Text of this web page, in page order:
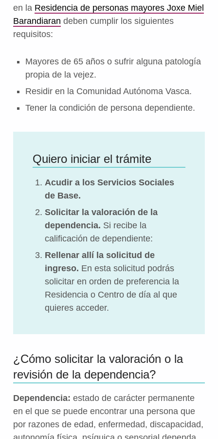
en la Residencia de personas mayores Joxe Miel
Barandiaran deben cumplir los siguientes
requisitos:
Mayores de 65 años o sufrir alguna patología
propia de la vejez.
Residir en la Comunidad Autónoma Vasca.
Tener la condición de persona dependiente.
Quiero iniciar el trámite
Acudir a los Servicios Sociales
de Base.
Solicitar la valoración de la
dependencia. Si recibe la
calificación de dependiente:
Rellenar allí la solicitud de
ingreso. En esta solicitud podrás
solicitar en orden de preferencia la
Residencia o Centro de día al que
quieres acceder.
¿Cómo solicitar la valoración o la
revisión de la dependencia?
Dependencia: estado de carácter permanente
en el que se puede encontrar una persona que
por razones de edad, enfermedad, discapacidad,